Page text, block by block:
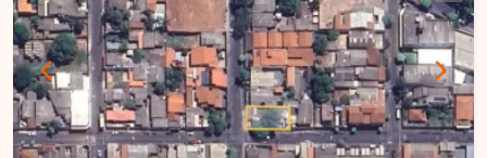
proporcionando mais facilidade e economia na
execução da obra. Ideal para construção de
residência unifamiliar ou edifícios residenciais
de até 3 pavimentos, o terreno se destaca pelo
potencial construtivo e pela localização
estratégica em uma região com grande demanda